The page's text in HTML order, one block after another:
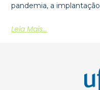
pandemia, a implantação
Leia Mais...